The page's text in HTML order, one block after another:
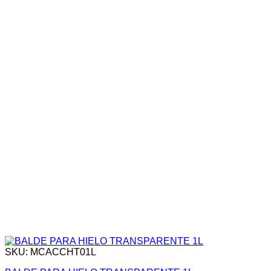
SKU: MCACCHT01L